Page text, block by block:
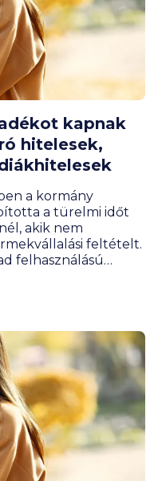
kapnak
hitelesek,
a kormány
a türelmi időt
akik nem
feltételt.
felhasználású